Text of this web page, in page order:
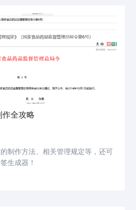
全攻略
制作方法、相关管理规定等，还可
生成器！